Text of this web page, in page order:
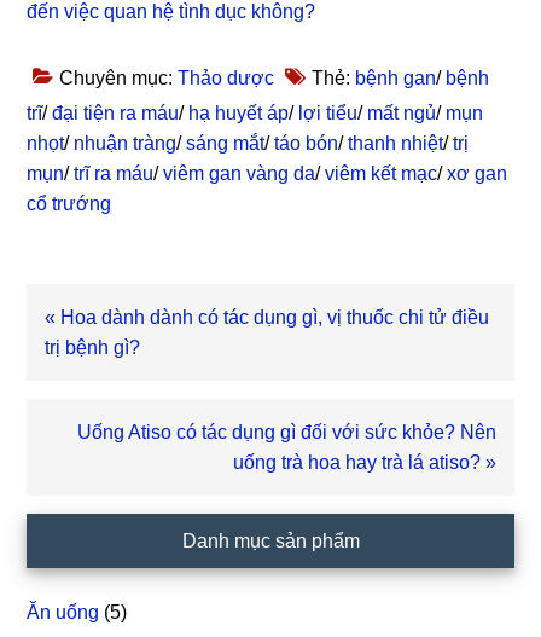
đến việc quan hệ tình dục không?
Chuyên mục:Thảo dược Thẻ: bệnh gan/ bệnh
trĩ/đại tiện ra máu/ hạ huyết áp/ lợi tiểu/ mất ngủ/ mụn
nhọt/ nhuận tràng/sáng mắt/táo bón/thanh nhiệt/trị
mụn/trĩ ra máu/viêm gan vàng da/viêm kết mạc/xơ gan
cổ trướng
Bài
viết
« Hoa dành dành có tác dụng gì, vị thuốc chi tử điều
trị bệnh gì?
Bài
Uống Atiso có tác dụng gì đối với sức khỏe? Nên
uống trà hoa hay trà lá atiso? »
chính
Danh mục sản phẩm
Ăn uống (5)